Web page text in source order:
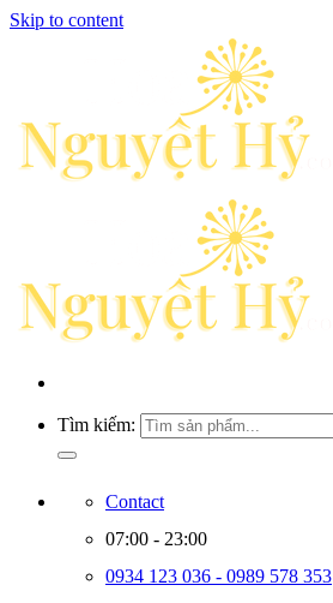
Skip to content
Tìm kiếm:
Contact
07:00 - 23:00
0934 123 036 - 0989 578 353